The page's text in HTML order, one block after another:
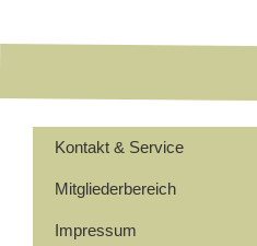
Kontakt & Service
Mitgliederbereich
Impressum